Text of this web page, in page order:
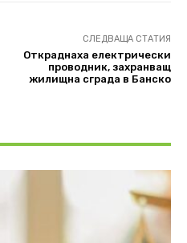
СЛЕДВАЩА СТАТИЯ
Откраднаха електрически
проводник, захранващ
жилищна сграда в Банско